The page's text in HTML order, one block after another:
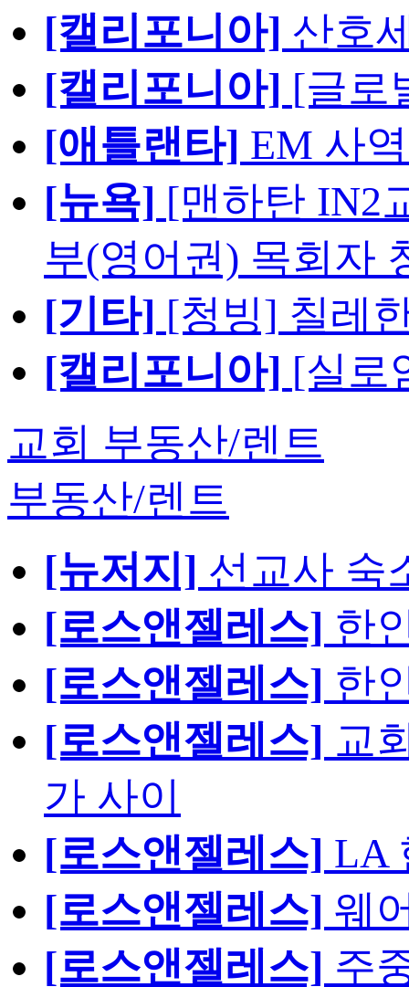
[캘리포니아] 산호
[캘리포니아] [글로
[애틀랜타] EM 사
[뉴욕] [맨하탄 IN2
부(영어권) 목회자
[기타] [청빙] 칠레
[캘리포니아] [실로
교회 부동산/렌트
부동산/렌트
[뉴저지] 선교사 숙
[로스앤젤레스] 한
[로스앤젤레스] 한
[로스앤젤레스] 교
가 사이
[로스앤젤레스] LA
[로스앤젤레스] 웨
[로스앤젤레스] 주